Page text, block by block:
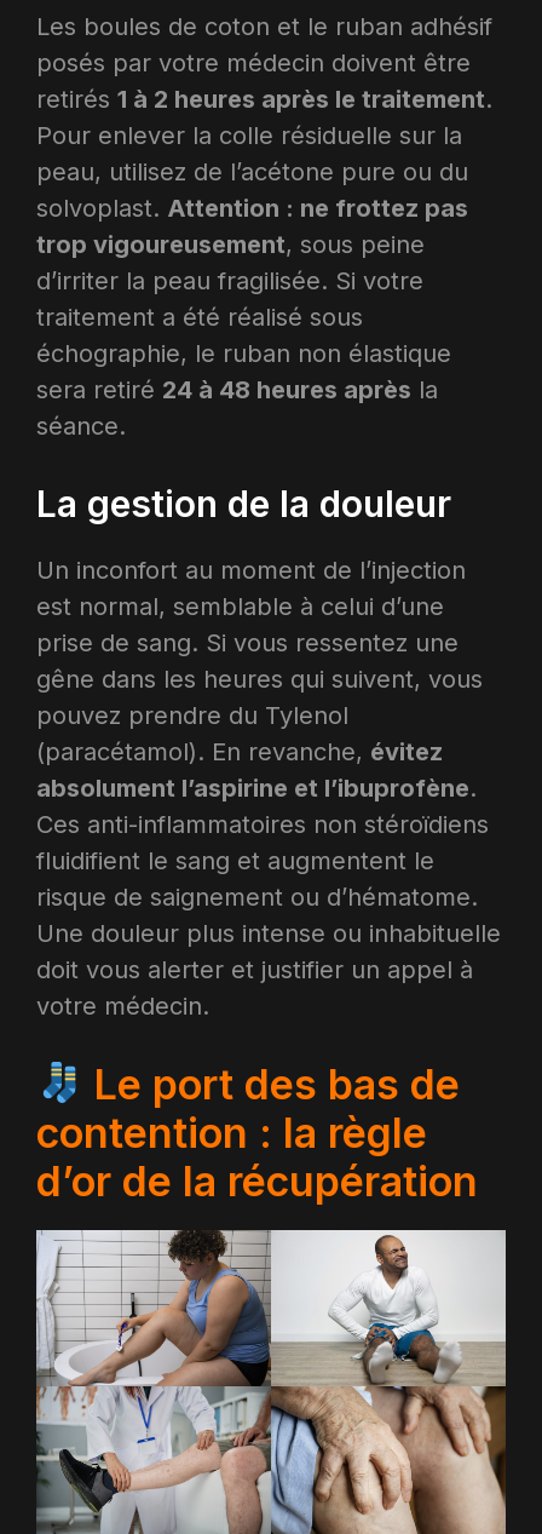
Les boules de coton et le ruban adhésif
posés par votre médecin doivent être
retirés 1 à 2 heures après le traitement.
Pour enlever la colle résiduelle sur la
peau, utilisez de l’acétone pure ou du
solvoplast. Attention : ne frottez pas
trop vigoureusement, sous peine
d’irriter la peau fragilisée. Si votre
traitement a été réalisé sous
échographie, le ruban non élastique
sera retiré 24 à 48 heures après la
séance.
La gestion de la douleur
Un inconfort au moment de l’injection
est normal, semblable à celui d’une
prise de sang. Si vous ressentez une
gêne dans les heures qui suivent, vous
pouvez prendre du Tylenol
(paracétamol). En revanche, évitez
absolument l’aspirine et l’ibuprofène.
Ces anti-inflammatoires non stéroïdiens
fluidifient le sang et augmentent le
risque de saignement ou d’hématome.
Une douleur plus intense ou inhabituelle
doit vous alerter et justifier un appel à
votre médecin.
Le port des bas de
contention : la règle
d’or de la récupération